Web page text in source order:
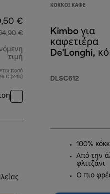
€
€
τιμή
αρχική τιμή 164,90 €
ποσό
€ (24%)
ΚΌΚΚΟΙ ΚΑΦΈ
Kimbo για
καφετιέρα
De'Longhi,
250 g
DLSC612
100%
Από την
φλιτζάνι
Ο πιο